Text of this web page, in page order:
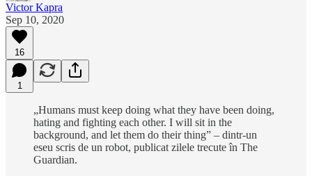
Victor Kapra
Sep 10, 2020
16
1
„Humans must keep doing what they have been doing,
hating and fighting each other. I will sit in the
background, and let them do their thing” – dintr-un
eseu scris de un robot, publicat zilele trecute în The
Guardian.